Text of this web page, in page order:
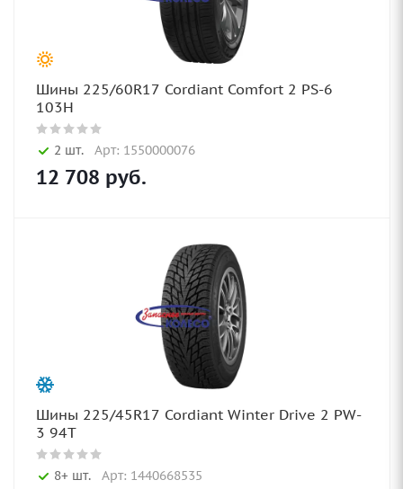
Шины 225/60R17 Cordiant Comfort 2 PS-6
103H
2 шт. Арт: 1550000076
12 708 руб.
Шины 225/45R17 Cordiant Winter Drive 2 PW-
3 94T
8+ шт. Арт: 1440668535